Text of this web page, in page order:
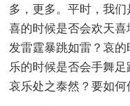
多，更多。平时，我
喜的时候是否会欢天
发雷霆暴跳如雷？哀
乐的时候是否会手舞
哀乐处之泰然？要如何